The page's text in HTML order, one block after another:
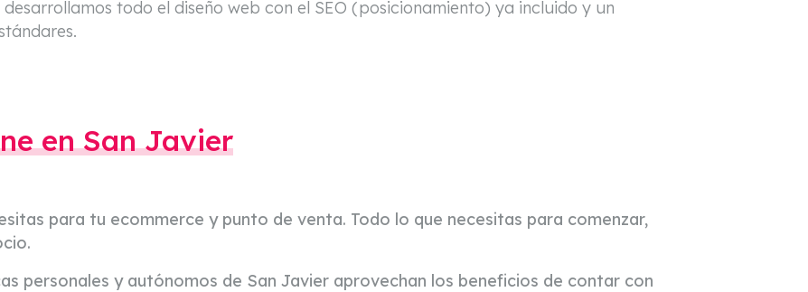
todo el diseño web con el SEO (posicionamiento) ya incluido y un
en San Javier
para tu ecommerce y punto de venta. Todo lo que necesitas para comenzar,
personales y autónomos de San Javier aprovechan los beneficios de contar con